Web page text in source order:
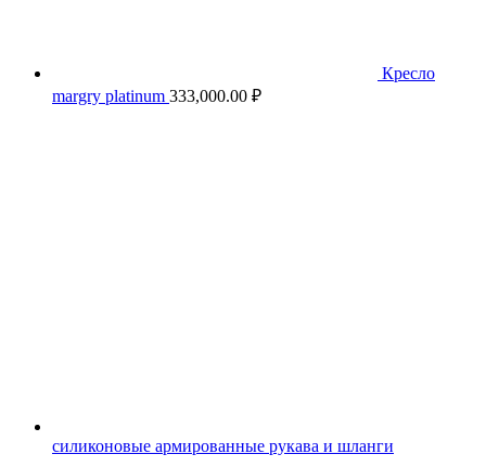
Кресло
margry platinum 333,000.00 ₽
силиконовые армированные рукава и шланги